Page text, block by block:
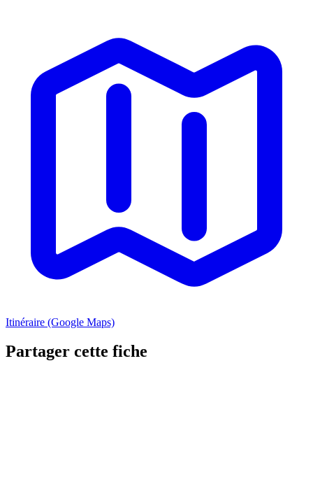
Itinéraire (Google Maps)
Partager cette fiche